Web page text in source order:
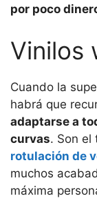
por poco
Vinilos
Cuando la
habrá que
adaptarse a
curvas. Son el
rotulación de
muchos
máxima